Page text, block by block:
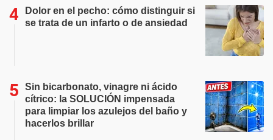
Dolor en el pecho: cómo distinguir si
se trata de un infarto o de ansiedad
Sin bicarbonato, vinagre ni ácido
cítrico: la SOLUCIÓN impensada
para limpiar los azulejos del baño y
hacerlos brillar